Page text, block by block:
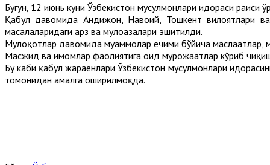
Бугун, 12 июнь куни Ўзбекистон мусулмонлари идораси
Қабул давомида Андижон, Навоий, Тошкент вилоятлари
масалаларидаги арз ва мулоҳазалари эшитилди.
Мулоқотлар давомида муаммолар ечими бўйича маслаҳатлар,
Масжид ва имомлар фаолиятига оид мурожаатлар кўриб
Бу каби қабул жараёнлари Ўзбекистон мусулмонлари
томонидан амалга оширилмоқда.